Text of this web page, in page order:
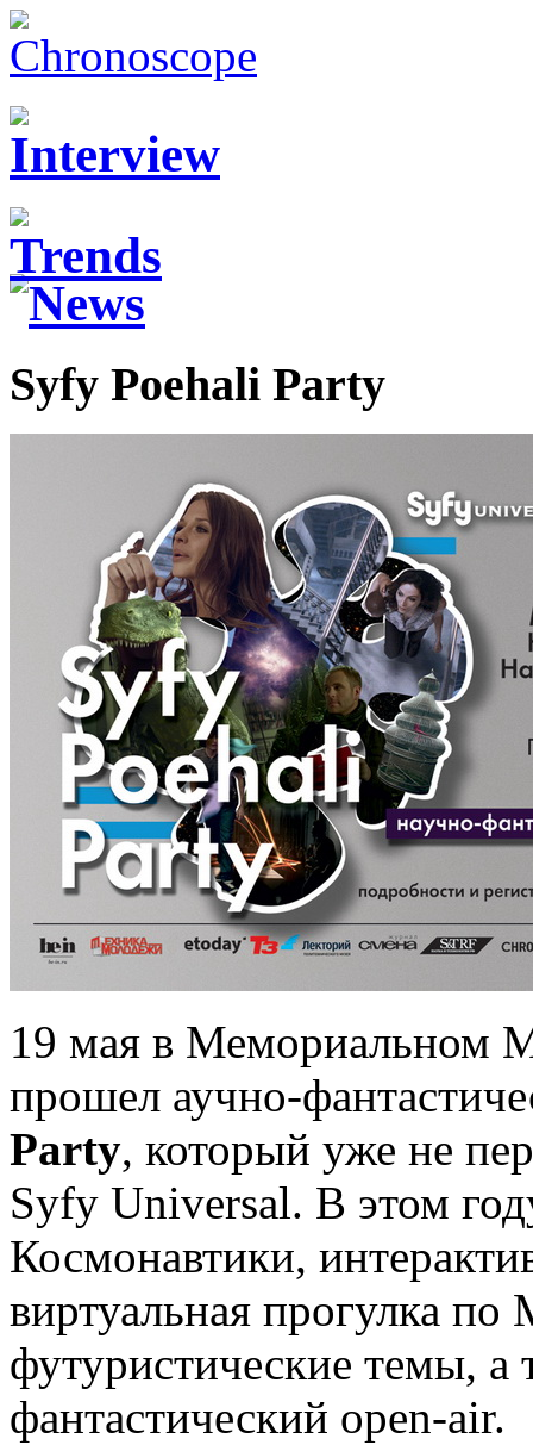
Syfy Poehali Party
19 мая в Мемориальном
прошел аучно-
Party, который уже не
Syfy Universal. В этом
Космонавтики,
виртуальная прогулка
футуристические темы,
фантастический open-air.